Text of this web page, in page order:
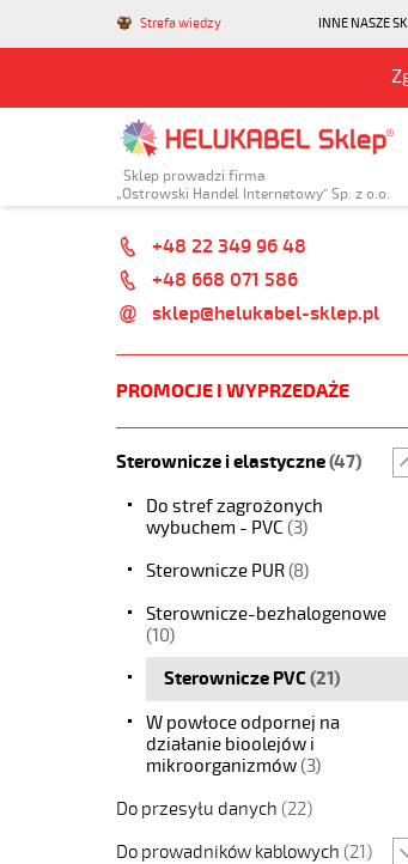
Strefa wiedzy INNE NASZE
Sklep prowadzi firma
„Ostrowski Handel Internetowy” Sp. z o.o.
+48 22 349 96 48
+48 668 071 586
sklep@helukabel-sklep.pl
PROMOCJE I WYPRZEDAŻE
Sterownicze i elastyczne(47)
Do stref zagrożonych
wybuchem - PVC (3)
Sterownicze PUR(8)
Sterownicze-bezhalogenowe
(10)
Sterownicze PVC(21)
W powłoce odpornej na
działanie bioolejów i
mikroorganizmów(3)
Do przesyłu danych (22)
Do prowadników kablowych (21)